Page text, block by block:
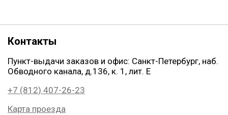
Контакты
Пункт-выдачи заказов и офис: Санкт-Петербург, наб.
Обводного канала, д.136, к. 1, лит. Е
+7 (812) 407-26-23
Карта проезда